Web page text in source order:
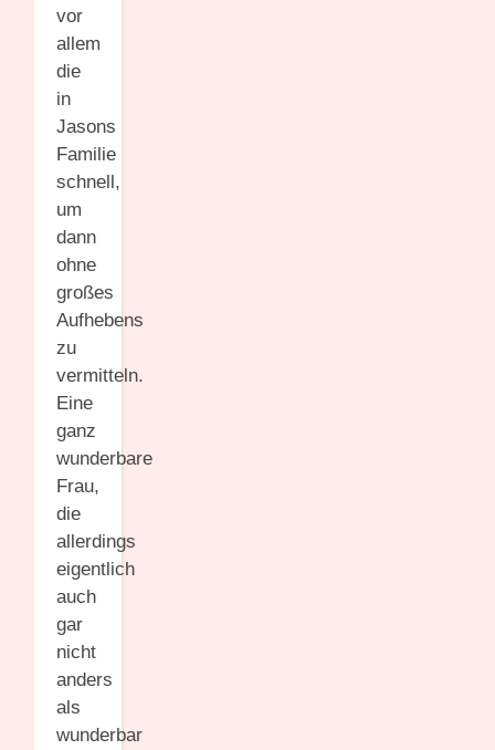
vor
allem
die
in
Jasons
Familie
schnell,
um
dann
ohne
großes
Aufhebens
zu
vermitteln.
Eine
ganz
wunderbare
Frau,
die
allerdings
eigentlich
auch
gar
nicht
anders
als
wunderbar